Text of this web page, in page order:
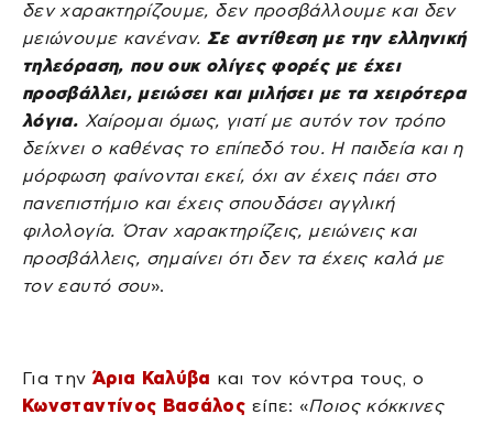
δεν χαρακτηρίζουμε, δεν προσβάλλουμε και δεν
μειώνουμε κανέναν. Σε αντίθεση με την ελληνική
τηλεόραση, που ουκ ολίγες φορές με έχει
προσβάλλει, μειώσει και μιλήσει με τα χειρότερα
λόγια. Χαίρομαι όμως, γιατί με αυτόν τον τρόπο
δείχνει ο καθένας το επίπεδό του. Η παιδεία και η
μόρφωση φαίνονται εκεί, όχι αν έχεις πάει στο
πανεπιστήμιο και έχεις σπουδάσει αγγλική
φιλολογία. Όταν χαρακτηρίζεις, μειώνεις και
προσβάλλεις, σημαίνει ότι δεν τα έχεις καλά με
τον εαυτό σου».
Για την Άρια Καλύβα και τον κόντρα τους, ο
Κωνσταντίνος Βασάλος είπε: «Ποιος κόκκινες